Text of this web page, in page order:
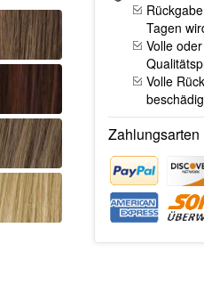
Tagen
Volle
Volle
Zahlungsarten